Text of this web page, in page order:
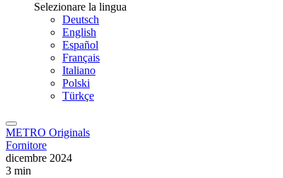
Selezionare la lingua
Deutsch
English
Español
Français
Italiano
Polski
Türkçe
METRO Originals
Fornitore
dicembre 2024
3 min